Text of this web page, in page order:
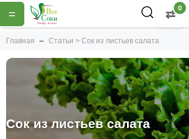
= ⇄ 0
Главная Статьи > Сок из листьев салата
Сок из листьев салата